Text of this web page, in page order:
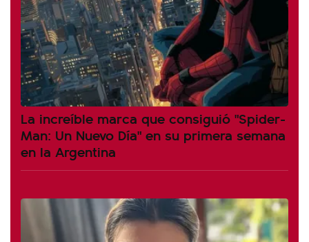
La increíble marca que consiguió "Spider-
Man: Un Nuevo Día" en su primera semana
en la Argentina